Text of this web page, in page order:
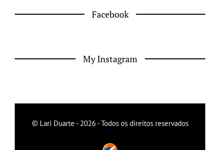
Facebook
My Instagram
© Lari Duarte - 2026 - Todos os direitos reservados